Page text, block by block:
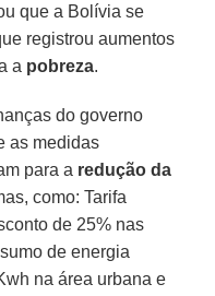
que a Bolívia se
registrou aumentos
a pobreza.
do governo
as medidas
para a redução da
como: Tarifa
de 25% nas
de energia
na área urbana e